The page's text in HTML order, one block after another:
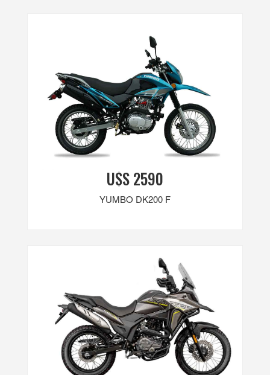
U$S 2590
YUMBO DK200 F